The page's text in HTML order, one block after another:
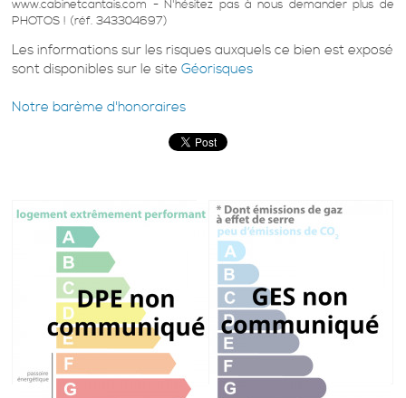
www.cabinetcantais.com - N'hésitez pas à nous demander plus de
PHOTOS ! (réf. 343304697)
Les informations sur les risques auxquels ce bien est exposé
sont disponibles sur le siteGéorisques
Notre barème d'honoraires